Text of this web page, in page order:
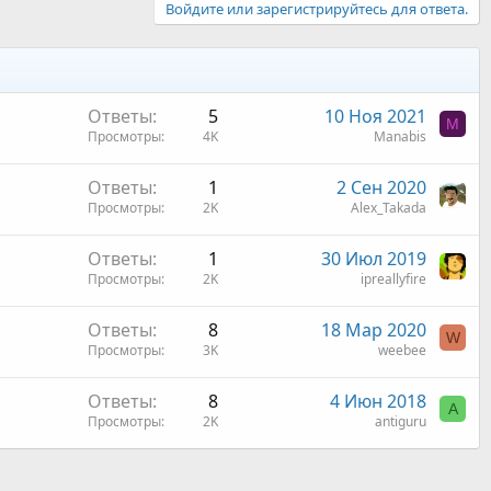
Войдите или зарегистрируйтесь для ответа.
Ответы 5
Просмотры 4K
10 Ноя 2021
Manabis
M
Ответы 1
Просмотры 2K
2 Сен 2020
Alex_Takada
Ответы 1
Просмотры 2K
30 Июл 2019
ipreallyfire
Ответы 8
Просмотры 3K
18 Мар 2020
weebee
W
Ответы 8
Просмотры 2K
4 Июн 2018
antiguru
A